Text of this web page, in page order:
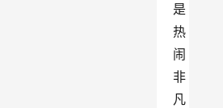
是
热
闹
非
凡